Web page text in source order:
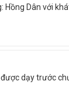
Hồng Dân với
dạy trước